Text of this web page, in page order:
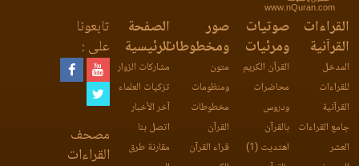
www.nQuran.com
القراءات
القرآنية
المدخل
للقراءات
القرآنية
جامع القراءات
العشر
صوتيات
ومرئيات
القرآن الكريم
محاضرات
ودروس
بالقرآن
اهتديت (1)
صور
ومخطوطات
متون
ومنظومات
مخطوطات
القرآن
قراء القرآن
الصفحة
الرئيسية
مشاركات الزوار
تزكيات العلماء
آخر الأخبار
اتصل بنا
مقارنة طرق
تابعونا
على :
مصحف
القراءات